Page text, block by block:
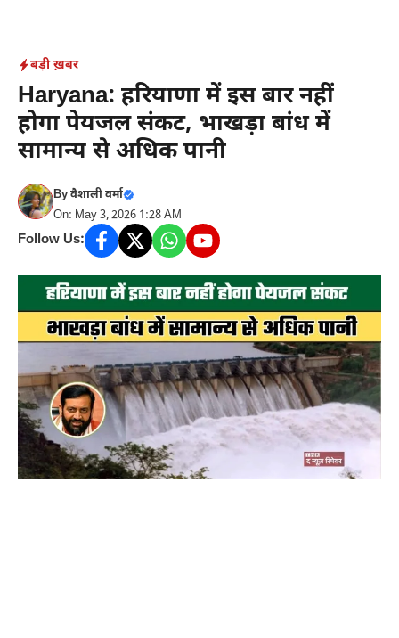
content
बड़ी ख़बर
Haryana: हरियाणा में इस बार नहीं
होगा पेयजल संकट, भाखड़ा बांध में
सामान्य से अधिक पानी
Byवैशाली वर्मा
On: May 3, 2026 1:28 AM
Follow Us: